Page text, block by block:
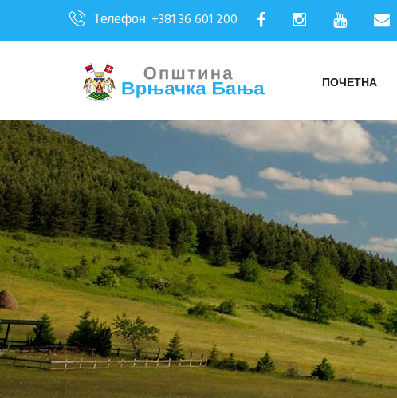
Телефон: +381 36 601 200
ПОЧЕТНА